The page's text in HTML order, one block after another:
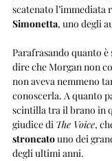
scatenato l’immediata
Simonetta, uno degli
Parafrasando quanto
dire che Morgan non
non aveva nemmeno
conoscerla. A quanto
scintilla tra il brano in
giudice di The Voice,
stroncato uno dei
degli ultimi anni.